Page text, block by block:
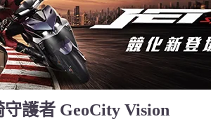
護者 GeoCity Vision